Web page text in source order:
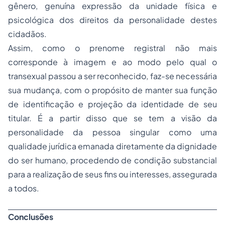
gênero, genuína expressão da unidade física e
psicológica dos direitos da personalidade destes
cidadãos.
Assim, como o prenome registral não mais
corresponde à imagem e ao modo pelo qual o
transexual passou a ser reconhecido, faz-se necessária
sua mudança, com o propósito de manter sua função
de identificação e projeção da identidade de seu
titular. É a partir disso que se tem a visão da
personalidade da pessoa singular como uma
qualidade jurídica emanada diretamente da dignidade
do ser humano, procedendo de condição substancial
para a realização de seus fins ou interesses, assegurada
a todos.
Conclusões